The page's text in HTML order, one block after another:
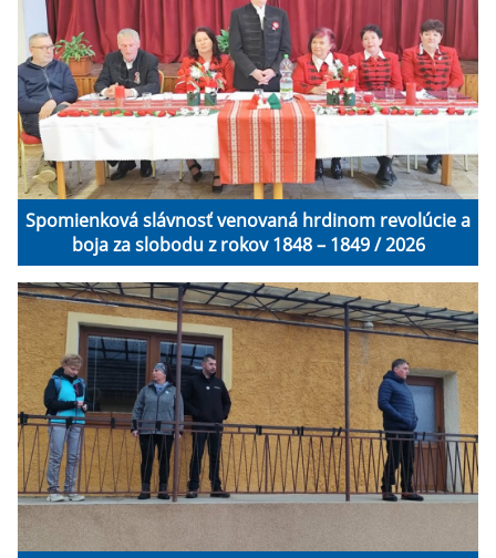
Spomienková slávnosť venovaná hrdinom revolúcie a
boja za slobodu z rokov 1848 – 1849 / 2026